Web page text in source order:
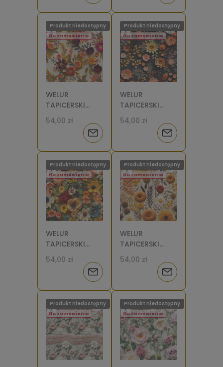
o
dostępności
o
dostępności
WELUR
TAPICERSKI
Kwiaty filcowe
4 [6]
54,00 zł
Na zamówienie
Produkt niedostępny
Powiadom
o
dostępności
WELUR
TAPICERSKI
Kwiaty filcowe
3 [6]
54,00 zł
Na zamówienie
Produkt niedostępny
Powiadom
o
dostępności
WELUR
TAPICERSKI
Kwiaty filcowe
2 [6]
54,00 zł
Na zamówienie
Produkt niedostępny
Powiadom
o
dostępności
WELUR
TAPICERSKI
Kwiaty filcowe 1
[6]
54,00 zł
Na zamówienie
Produkt niedostępny
Powiadom
o
dostępności
Na zamówienie
Produkt niedostępny
Na zamówienie
Produkt niedostępny